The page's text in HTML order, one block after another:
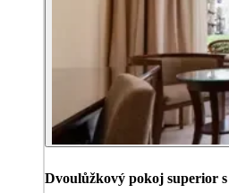
Dvoulůžkový pokoj superior